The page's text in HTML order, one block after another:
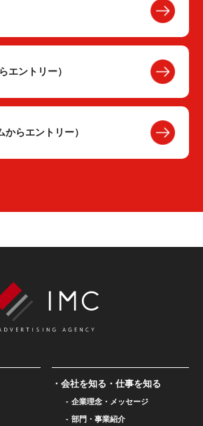
エントリー）
らエントリー）
会社を知る・仕事を知る
企業理念・メッセージ
部門・事業紹介